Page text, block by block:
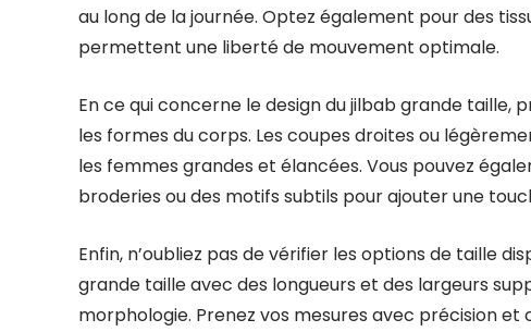
au long de la journée. Optez également pour des
permettent une liberté de mouvement optimale.
En ce qui concerne le design du jilbab grande taille,
les formes du corps. Les coupes droites ou
les femmes grandes et élancées. Vous pouvez
broderies ou des motifs subtils pour ajouter une
Enfin, n’oubliez pas de vérifier les options de taille
grande taille avec des longueurs et des largeurs
morphologie. Prenez vos mesures avec précision